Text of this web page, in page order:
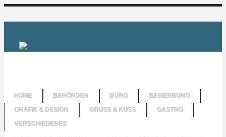
HOME BEHÖRDEN BÜRO
BEWERBUNG
GRAFIK & DESIGN
GRUSS & KUSS
GASTRO
VERSCHIEDENES